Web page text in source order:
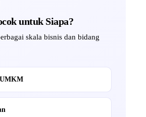
untuk Siapa?
skala bisnis dan bidang